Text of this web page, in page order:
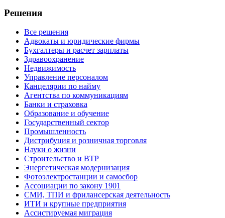
Решения
Все решения
Адвокаты и юридические фирмы
Бухгалтеры и расчет зарплаты
Здравоохранение
Недвижимость
Управление персоналом
Канцелярии по найму
Агентства по коммуникациям
Банки и страховка
Образование и обучение
Государственный сектор
Промышленность
Дистрибуция и розничная торговля
Науки о жизни
Строительство и BTP
Энергетическая модернизация
Фотоэлектростанции и самосбор
Ассоциации по закону 1901
СМИ, ТПИ и фрилансерская деятельность
ИТИ и крупные предприятия
Ассистируемая миграция